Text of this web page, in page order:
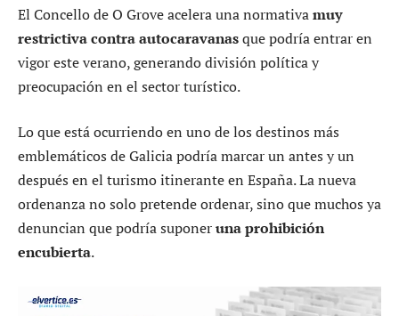
El Concello de O Grove acelera una normativamuy
restrictiva contra autocaravanasque podría entrar en
vigor este verano, generando división política y
preocupación en el sector turístico.
Lo que está ocurriendo en uno de los destinos más
emblemáticos de Galicia podría marcar un antes y un
después en el turismo itinerante en España. La nueva
ordenanza no solo pretende ordenar, sino que muchos ya
denuncian que podría suponeruna prohibición
encubierta.